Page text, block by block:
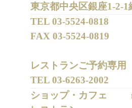
東京都中央区銀座1-2-1
TEL 03-5524-0818
FAX 03-5524-0819
レストランご予約専用
TEL 03-6263-2002
ショップ・カフェ